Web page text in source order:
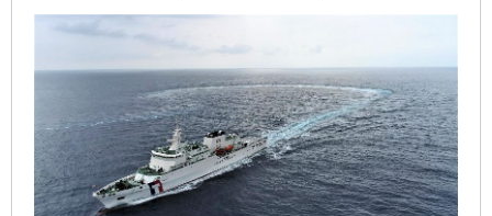
1小時前
爆掛表妹當小三！表姊擅貼IG